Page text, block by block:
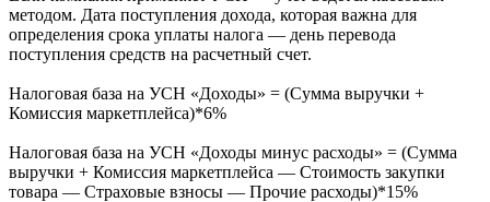
методом. Дата поступления дохода, которая важна для
определения срока уплаты налога — день перевода
поступления средств на расчетный счет.
Налоговая база на УСН «Доходы» = (Сумма выручки +
Комиссия маркетплейса)*6%
Налоговая база на УСН «Доходы минус расходы» = (Сумма
выручки + Комиссия маркетплейса — Стоимость закупки
товара — Страховые взносы — Прочие расходы)*15%